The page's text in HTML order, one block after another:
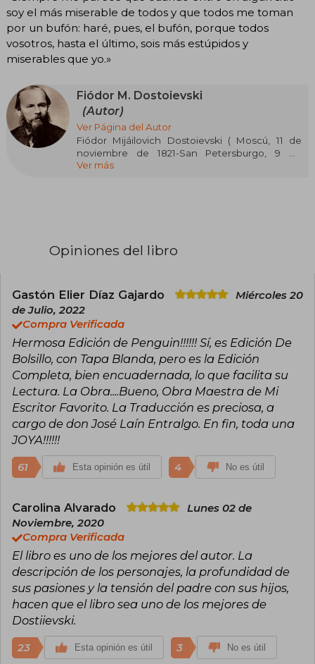
soy el más miserable de todos y que todos me toman
por un bufón: haré, pues, el bufón, porque todos
vosotros, hasta el último, sois más estúpidos y
miserables que yo.»
Fiódor M. Dostoievski
(Autor)
Ver Página del Autor
Fiódor Mijáilovich Dostoievski ( Moscú, 11 de
noviembre de 1821-San Petersburgo, 9 de
febrero de 1881) fue uno de los principales
escritores de Occidente y de la literatura
Ver más
Opiniones del libro
Gastón Elier Díaz Gajardo
Miércoles 20
de Julio, 2022
Compra Verificada
Hermosa Edición de Penguin!!!!!! Sí, es Edición De
Bolsillo, con Tapa Blanda, pero es la Edición
Completa, bien encuadernada, lo que facilita su
Lectura. La Obra....Bueno, Obra Maestra de Mi
Escritor Favorito. La Traducción es preciosa, a
cargo de don José Laín Entralgo. En fin, toda una
JOYA!!!!!!
61 Esta opinión es útil 4 No es útil
Carolina Alvarado
Lunes 02 de
Noviembre, 2020
Compra Verificada
El libro es uno de los mejores del autor. La
descripción de los personajes, la profundidad de
sus pasiones y la tensión del padre con sus hijos,
hacen que el libro sea uno de los mejores de
Dostiievski.
23 Esta opinión es útil 3 No es útil